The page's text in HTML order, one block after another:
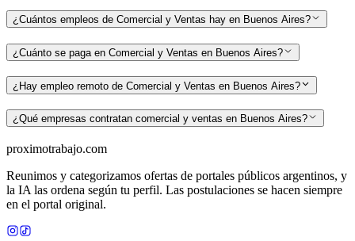
¿Cuántos empleos de Comercial y Ventas hay en Buenos Aires?
¿Cuánto se paga en Comercial y Ventas en Buenos Aires?
¿Hay empleo remoto de Comercial y Ventas en Buenos Aires?
¿Qué empresas contratan comercial y ventas en Buenos Aires?
proximotrabajo.com
Reunimos y categorizamos ofertas de portales públicos argentinos, y
la IA las ordena según tu perfil. Las postulaciones se hacen siempre
en el portal original.